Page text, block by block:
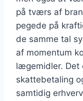
på tværs af
pegede på
de samme tal
af momentum
lægemidler. Det
skattebetaling
samtidig